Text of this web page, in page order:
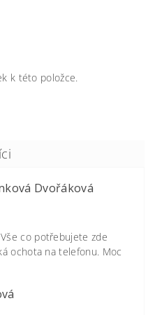
k této položce.
Dvořáková
co potřebujete zde
ochota na telefonu. Moc